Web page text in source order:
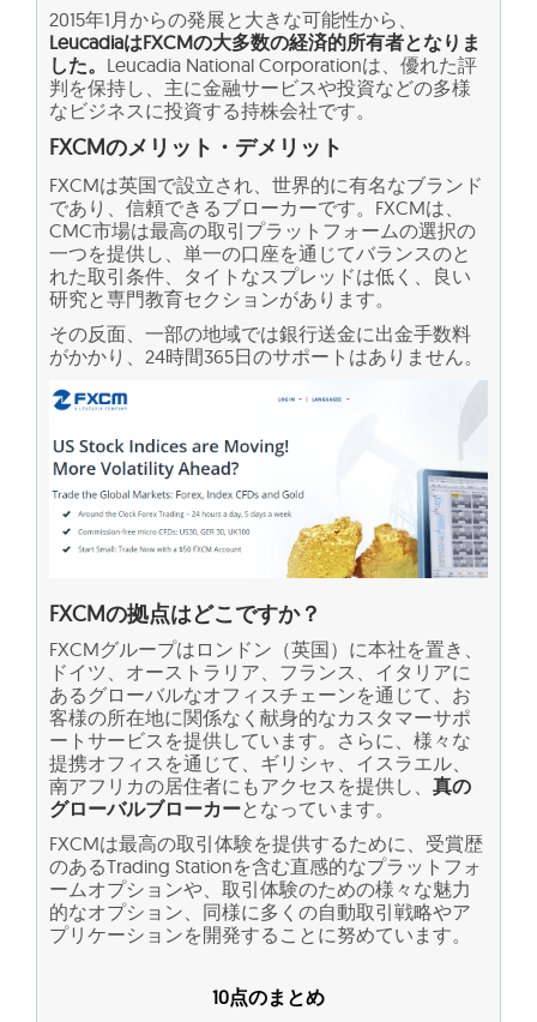
2015年1月からの発展と大きな可能性から、
LeucadiaはFXCMの大多数の経済的所有者となりま
した。 Leucadia National Corporationは、優れた評
判を保持し、主に金融サービスや投資などの多様
なビジネスに投資する持株会社です。
FXCMのメリット・デメリット
FXCMは英国で設立され、世界的に有名なブランド
であり、信頼できるブローカーです。FXCMは、
CMC市場は最高の取引プラットフォームの選択の
一つを提供し、単一の口座を通じてバランスのと
れた取引条件、タイトなスプレッドは低く、良い
研究と専門教育セクションがあります。
その反面、一部の地域では銀行送金に出金手数料
がかかり、24時間365日のサポートはありません。
FXCMの拠点はどこですか？
FXCMグループはロンドン（英国）に本社を置き、
ドイツ、オーストラリア、フランス、イタリアに
あるグローバルなオフィスチェーンを通じて、お
客様の所在地に関係なく献身的なカスタマーサポ
ートサービスを提供しています。さらに、様々な
提携オフィスを通じて、ギリシャ、イスラエル、
南アフリカの居住者にもアクセスを提供し、 真の
グローバルブローカーとなっています。
FXCMは最高の取引体験を提供するために、受賞歴
のあるTrading Stationを含む直感的なプラットフォ
ームオプションや、取引体験のための様々な魅力
的なオプション、同様に多くの自動取引戦略やア
プリケーションを開発することに努めています。
10点のまとめ